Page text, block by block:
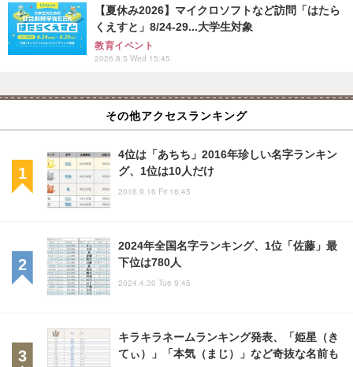
【夏休み2026】マイクロソフトなど訪問「はたら
くえすと」8/24-29...大学生対象
教育イベント
2026.8.5 Wed 15:45
その他アクセスランキング
4位は「あちち」2016年珍しい名字ランキン
グ、1位は10人だけ
2016.9.16 Fri 16:45
2024年全国名字ランキング、1位「佐藤」最
下位は780人
2024.4.30 Tue 9:45
キラキラネームランキング発表、「姫星（き
てぃ）」「本気（まじ）」など奇抜な名前も